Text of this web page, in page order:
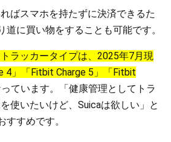
ばスマホを持たずに決済できるた
道に買い物をすることも可能です。
ラッカータイプは、2025年7月現
4」「Fitbit Charge 5」「Fitbit
ています。「健康管理としてトラ
使いたいけど、Suicaは欲しい」と
すすめです。